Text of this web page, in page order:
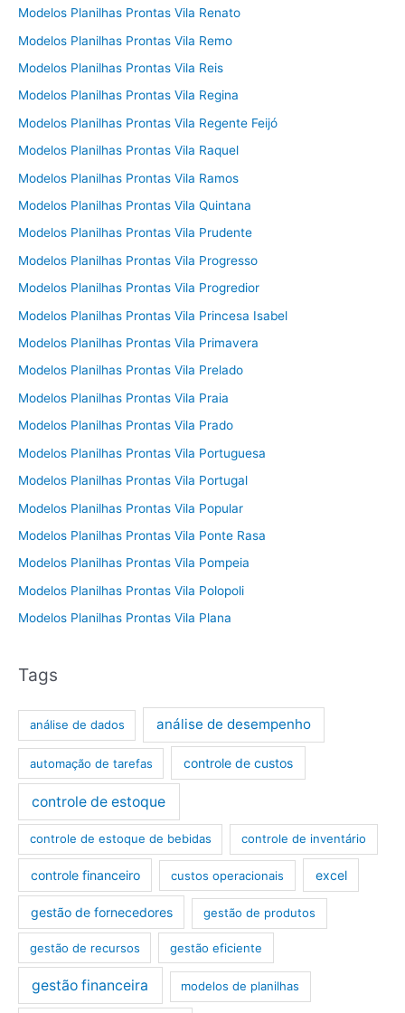
Modelos Planilhas Prontas Vila Renato
Modelos Planilhas Prontas Vila Remo
Modelos Planilhas Prontas Vila Reis
Modelos Planilhas Prontas Vila Regina
Modelos Planilhas Prontas Vila Regente Feijó
Modelos Planilhas Prontas Vila Raquel
Modelos Planilhas Prontas Vila Ramos
Modelos Planilhas Prontas Vila Quintana
Modelos Planilhas Prontas Vila Prudente
Modelos Planilhas Prontas Vila Progresso
Modelos Planilhas Prontas Vila Progredior
Modelos Planilhas Prontas Vila Princesa Isabel
Modelos Planilhas Prontas Vila Primavera
Modelos Planilhas Prontas Vila Prelado
Modelos Planilhas Prontas Vila Praia
Modelos Planilhas Prontas Vila Prado
Modelos Planilhas Prontas Vila Portuguesa
Modelos Planilhas Prontas Vila Portugal
Modelos Planilhas Prontas Vila Popular
Modelos Planilhas Prontas Vila Ponte Rasa
Modelos Planilhas Prontas Vila Pompeia
Modelos Planilhas Prontas Vila Polopoli
Modelos Planilhas Prontas Vila Plana
Tags
análise de dados análise de desempenho
automação de tarefas controle de custos
controle de estoque
controle de estoque de bebidas controle de inventário
controle financeiro custos operacionais excel
gestão de fornecedores gestão de produtos
gestão de recursos gestão eficiente
gestão financeira modelos de planilhas